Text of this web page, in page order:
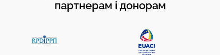
партнерам і донорам